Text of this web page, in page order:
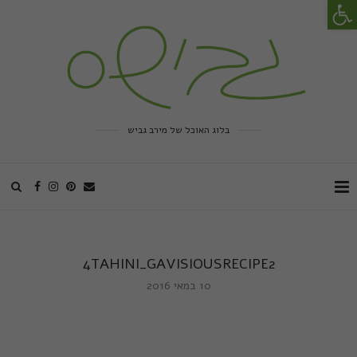
בלוג האוכל של מירב גביש
4TAHINI_GAVISIOUSRECIPE2
10 במאי 2016